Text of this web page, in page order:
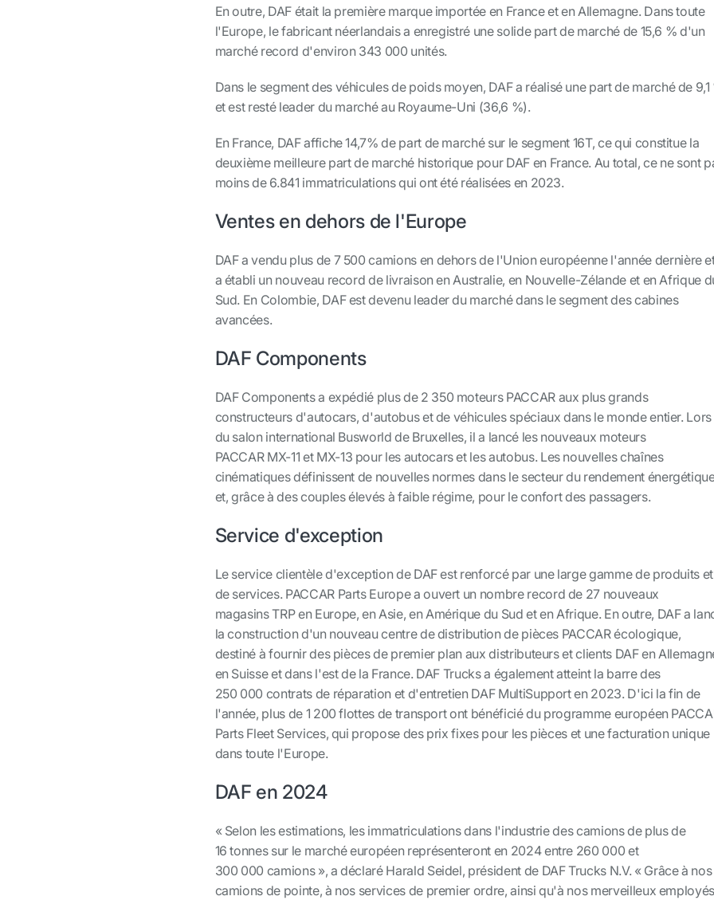
En outre, DAF était la première marque importée en France et en Allemagne. Dans toute
l'Europe, le fabricant néerlandais a enregistré une solide part de marché de 15,6 % d'un
marché record d'environ 343 000 unités.
Dans le segment des véhicules de poids moyen, DAF a réalisé une part de marché de 9,1
et est resté leader du marché au Royaume-Uni (36,6 %).
En France, DAF affiche 14,7% de part de marché sur le segment 16T, ce qui constitue la
deuxième meilleure part de marché historique pour DAF en France. Au total, ce ne sont
moins de 6.841 immatriculations qui ont été réalisées en 2023.
Ventes en dehors de l'Europe
DAF a vendu plus de 7 500 camions en dehors de l'Union européenne l'année dernière
a établi un nouveau record de livraison en Australie, en Nouvelle-Zélande et en Afrique
Sud. En Colombie, DAF est devenu leader du marché dans le segment des cabines
avancées.
DAF Components
DAF Components a expédié plus de 2 350 moteurs PACCAR aux plus grands
constructeurs d'autocars, d'autobus et de véhicules spéciaux dans le monde entier. Lors
du salon international Busworld de Bruxelles, il a lancé les nouveaux moteurs
PACCAR MX-11 et MX-13 pour les autocars et les autobus. Les nouvelles chaînes
cinématiques définissent de nouvelles normes dans le secteur du rendement
et, grâce à des couples élevés à faible régime, pour le confort des passagers.
Service d'exception
Le service clientèle d'exception de DAF est renforcé par une large gamme de produits et
de services. PACCAR Parts Europe a ouvert un nombre record de 27 nouveaux
magasins TRP en Europe, en Asie, en Amérique du Sud et en Afrique. En outre, DAF a
la construction d'un nouveau centre de distribution de pièces PACCAR écologique,
destiné à fournir des pièces de premier plan aux distributeurs et clients DAF en
en Suisse et dans l'est de la France. DAF Trucks a également atteint la barre des
250 000 contrats de réparation et d'entretien DAF MultiSupport en 2023. D'ici la fin de
l'année, plus de 1 200 flottes de transport ont bénéficié du programme européen
Parts Fleet Services, qui propose des prix fixes pour les pièces et une facturation unique
dans toute l'Europe.
DAF en 2024
« Selon les estimations, les immatriculations dans l'industrie des camions de plus de
16 tonnes sur le marché européen représenteront en 2024 entre 260 000 et
300 000 camions », a déclaré Harald Seidel, président de DAF Trucks N.V. « Grâce à nos
camions de pointe, à nos services de premier ordre, ainsi qu'à nos merveilleux employés